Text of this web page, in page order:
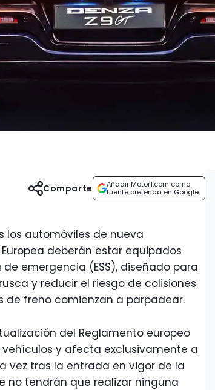
Añadir Motor1.com como
fuente preferida en Google
Comparte
los automóviles de nueva
deberán estar equipados
emergencia (ESS), diseñado para
y reducir el riesgo de colisiones
de freno comienzan a parpadear.
del Reglamento europeo
vehículos y afecta exclusivamente a
vez tras la entrada en vigor de la
no tendrán que realizar ninguna